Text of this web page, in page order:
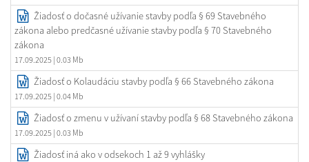
Žiadosť o dočasné užívanie stavby podľa § 69 Stavebného
zákona alebo predčasné užívanie stavby podľa § 70 Stavebného
zákona
17.09.2025 | 0.03 Mb
Žiadosť o Kolaudáciu stavby podľa § 66 Stavebného zákona
17.09.2025 | 0.04 Mb
Žiadosť o zmenu v užívaní stavby podľa § 68 Stavebného zákona
17.09.2025 | 0.03 Mb
Žiadosť iná ako v odsekoch 1 až 9 vyhlášky